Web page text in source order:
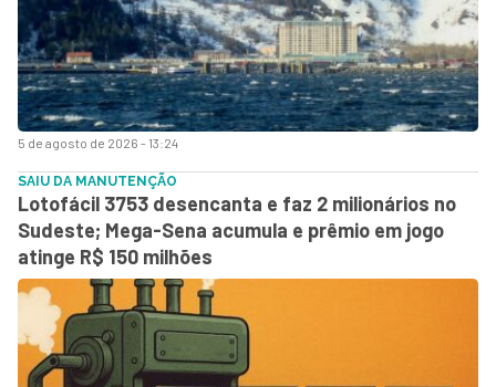
5 de agosto de 2026 - 13:24
SAIU DA MANUTENÇÃO
Lotofácil 3753 desencanta e faz 2 milionários no
Sudeste; Mega-Sena acumula e prêmio em jogo
atinge R$ 150 milhões